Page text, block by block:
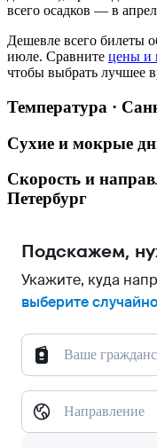
всего осадков — в
Дешевле всего билеты
июле. Сравните цены и
чтобы выбрать лучшее
Температура ·
Сухие и мокрые
Скорость и
Петербург
Подскажем,
Укажите, куда
выберите случайно
Ваше
Направление